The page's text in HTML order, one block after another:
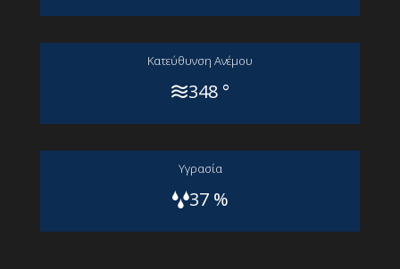
Kατεύθυνση Aνέμου
348 °
Yγρασία
37 %